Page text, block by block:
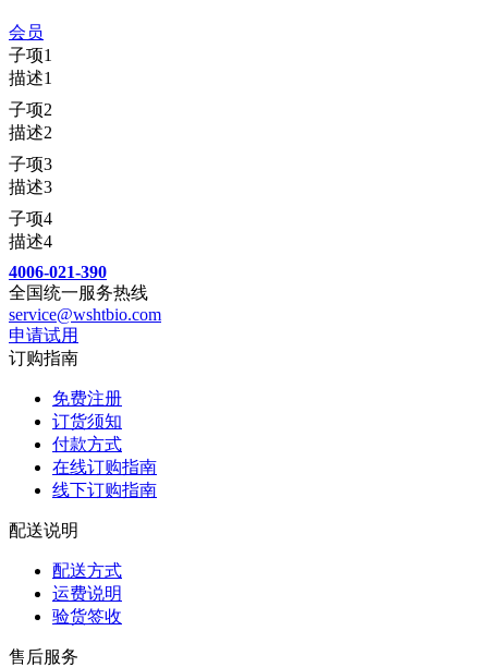
会员
子项1
描述1
子项2
描述2
子项3
描述3
子项4
描述4
4006-021-390
全国统一服务热线
service@wshtbio.com
申请试用
订购指南
免费注册
订货须知
付款方式
在线订购指南
线下订购指南
配送说明
配送方式
运费说明
验货签收
售后服务